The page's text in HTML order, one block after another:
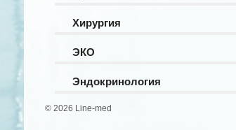
Хирургия
ЭКО
Эндокринология
© 2026 Line-med